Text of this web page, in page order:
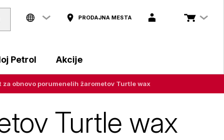
PRODAJNA MESTA
Petrol Akcije
za obnovo porumenelih žarometov Turtle wax
Turtle wax